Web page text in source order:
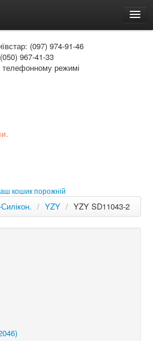
РОС
(097) 974-91-46
967-41-33
режимі
кошик порожній
/ YZY / YZY SD11043-2